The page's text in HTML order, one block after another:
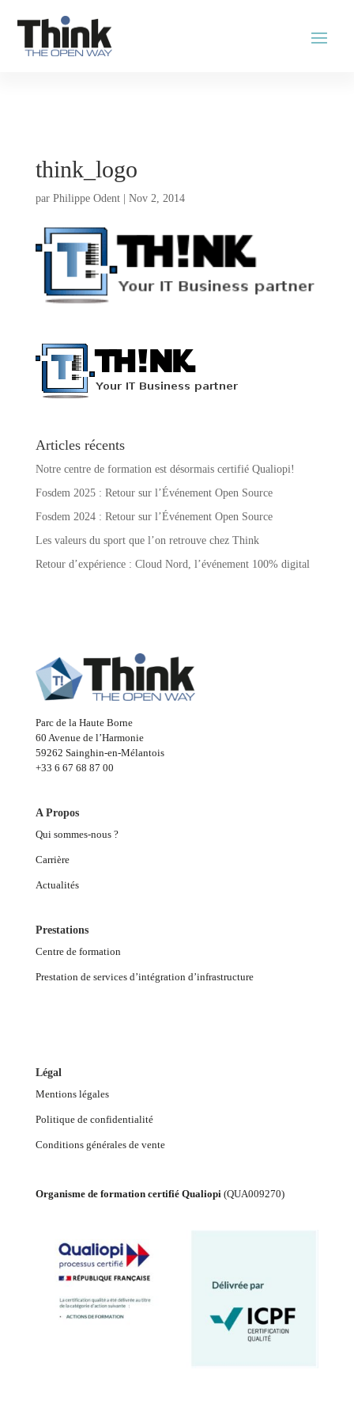
think_logo
par Philippe Odent| Nov 2, 2014
Articles récents
Notre centre de formation est désormais certifié Qualiopi!
Fosdem 2025 : Retour sur l’Événement Open Source
Fosdem 2024 : Retour sur l’Événement Open Source
Les valeurs du sport que l’on retrouve chez Think
Retour d’expérience : Cloud Nord, l’événement 100% digital
Parc de la Haute Borne
60 Avenue de l’Harmonie
59262 Sainghin-en-Mélantois
+33 6 67 68 87 00
A Propos
Qui sommes-nous ?
Carrière
Actualités
Prestations
Centre de formation
Prestation de services d’intégration d’infrastructure
Légal
Mentions légales
Politique de confidentialité
Conditions générales de vente
Organisme de formation certifié Qualiopi(QUA009270)